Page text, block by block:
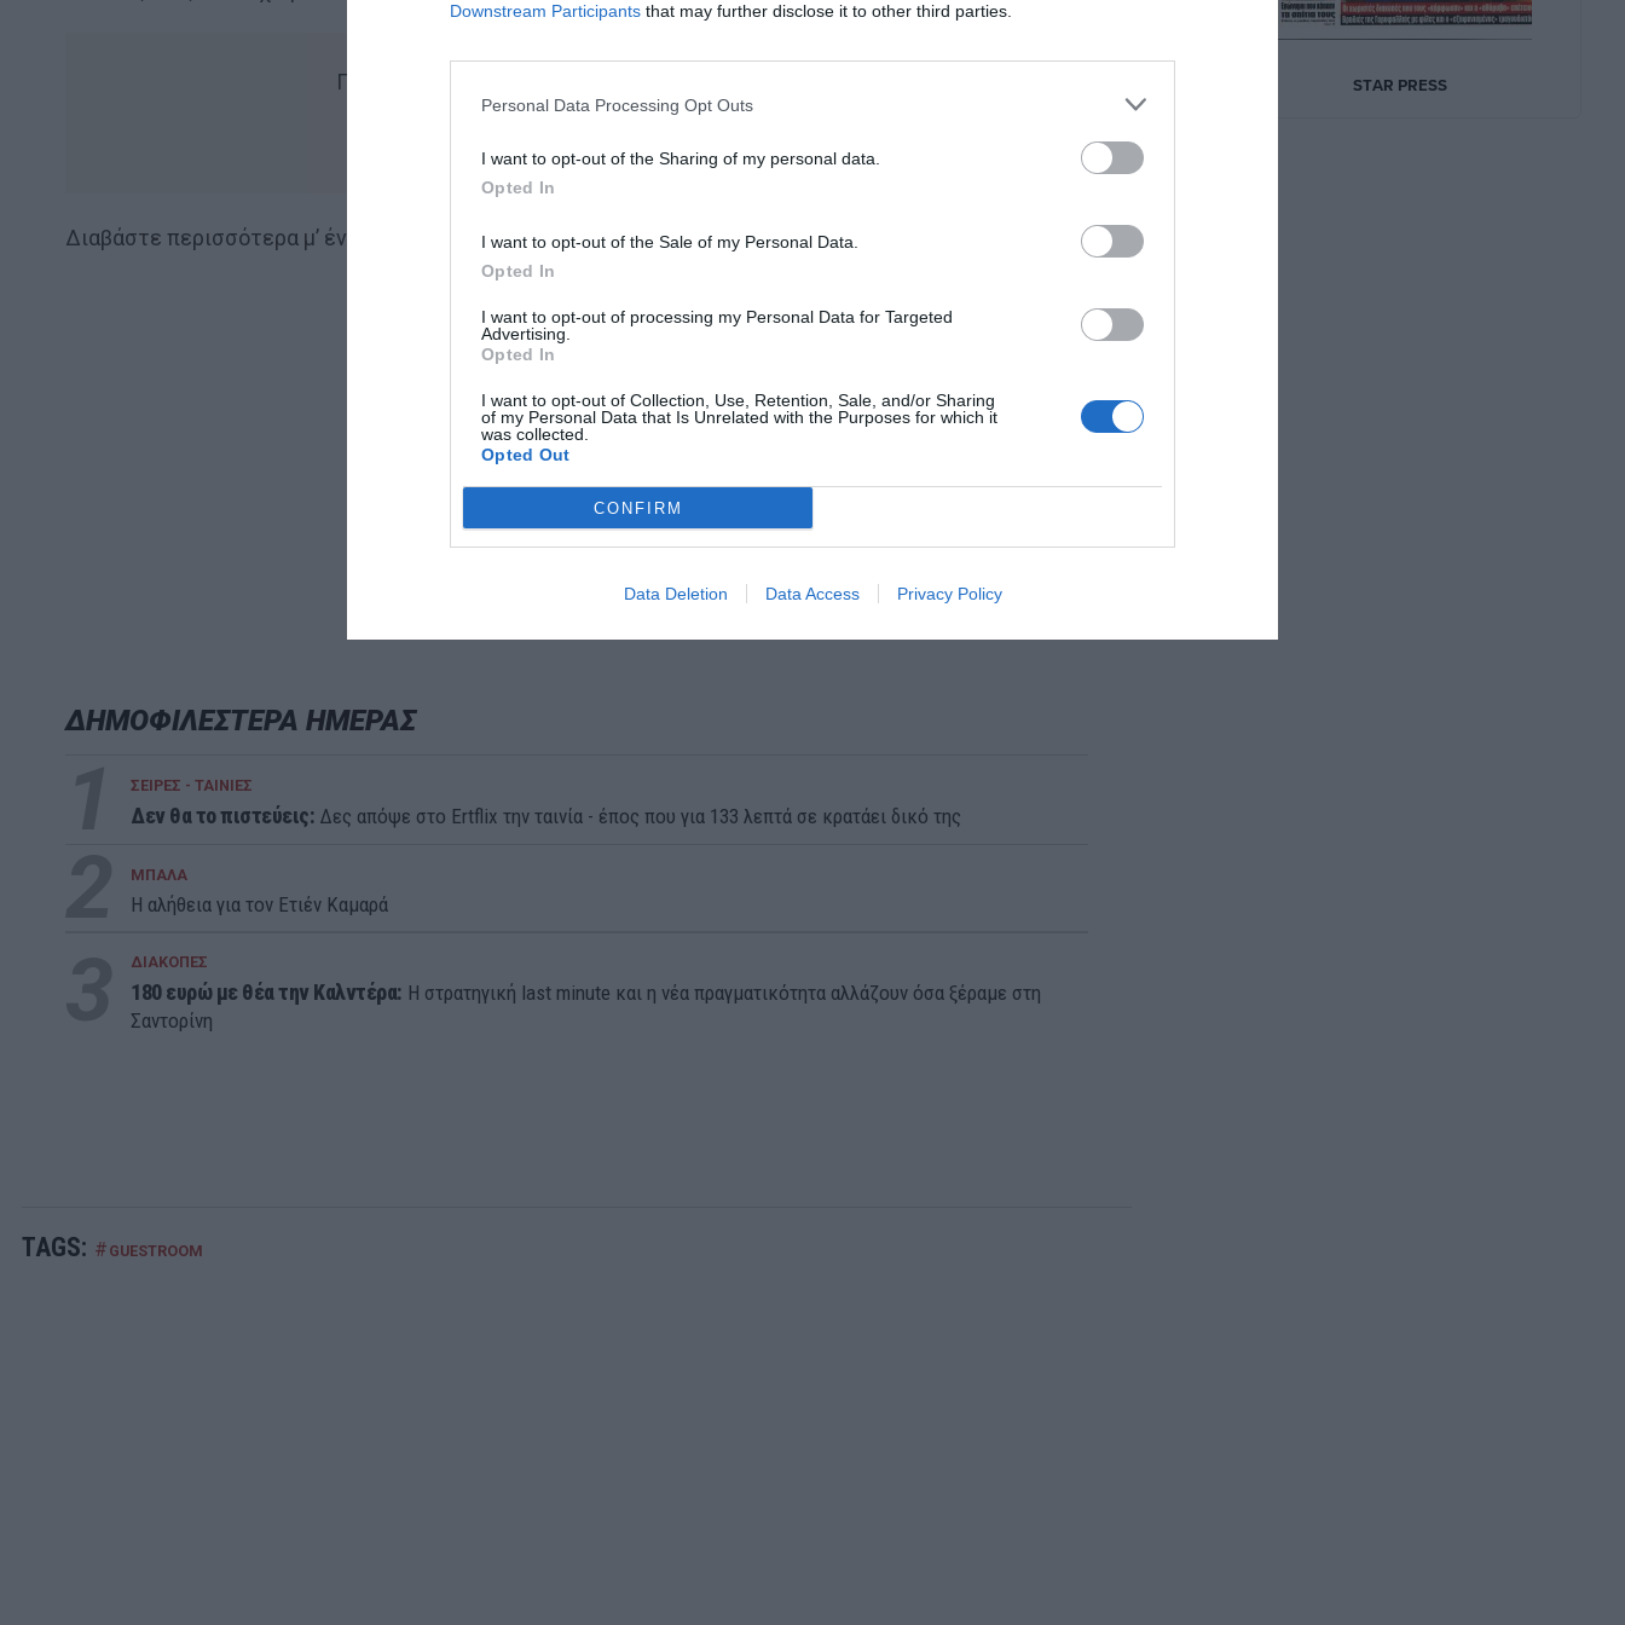
Downstream Participants that may further disclose it to other third parties.
Personal Data Processing Opt Outs
I want to opt-out of the Sharing of my personal data.
Opted In
I want to opt-out of the Sale of my Personal Data.
Opted In
I want to opt-out of processing my Personal Data for Targeted
Advertising.
Opted In
I want to opt-out of Collection, Use, Retention, Sale, and/or Sharing
of my Personal Data that Is Unrelated with the Purposes for which it
was collected.
Opted Out
CONFIRM
Data Deletion Data Access Privacy Policy
Για να βλέπεις πιο συχνά τα καλύτερά μας άρθρα
Διαβάστε περισσότερα μ’ ένα κλικ στο instanews.gr
ΔΗΜΟΦΙΛΕΣΤΕΡΑ ΗΜΕΡΑΣ
ΣΕΙΡΕΣ - ΤΑΙΝΙΕΣ
Δεν θα το πιστεύεις: Δες απόψε στο Ertflix την ταινία - έπος που για 133 λεπτά σε κρατάει δικό της
ΜΠΑΛΑ
Η αλήθεια για τον Ετιέν Καμαρά
ΔΙΑΚΟΠΕΣ
180 ευρώ με θέα την Καλντέρα: Η στρατηγική last minute και η νέα πραγματικότητα αλλάζουν όσα ξέραμε στη
Σαντορίνη
TAGS: # GUESTROOM